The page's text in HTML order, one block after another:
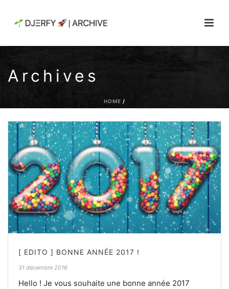
Archives
HOME /
[ EDITO ] BONNE ANNÉE 2017 !
31 décembre 2016
Hello ! Je vous souhaite une bonne année 2017